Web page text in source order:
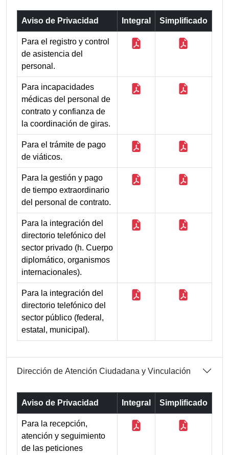
Aviso de Privacidad Integral Simplificado
Para el registro y control
de asistencia del
personal.
Para incapacidades
médicas del personal de
contrato y confianza de
la coordinación de giras.
Para el trámite de pago
de viáticos.
Para la gestión y pago
de tiempo extraordinario
del personal de contrato.
Para la integración del
directorio telefónico del
sector privado (h. Cuerpo
diplomático, organismos
internacionales).
Para la integración del
directorio telefónico del
sector público (federal,
estatal, municipal).
Dirección de Atención Ciudadana y Vinculación
Aviso de Privacidad Integral Simplificado
Para la recepción,
atención y seguimiento
de las peticiones